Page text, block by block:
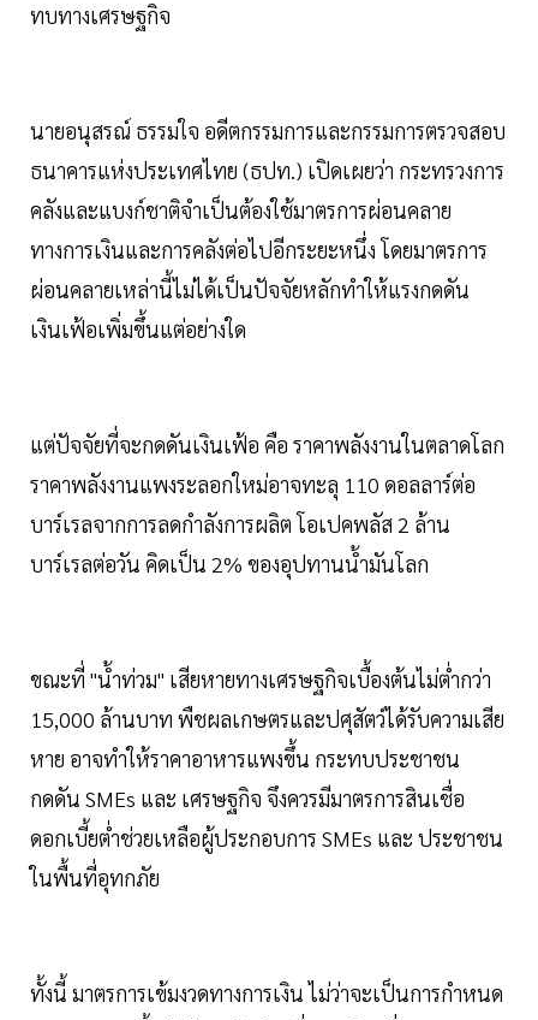
ทบทางเศรษฐกิจ
นายอนุสรณ์ ธรรมใจ อดีตกรรมการและกรรมการตรวจสอบ
ธนาคารแห่งประเทศไทย (ธปท.) เปิดเผยว่า กระทรวงการ
คลังและแบงก์ชาติจำเป็นต้องใช้มาตรการผ่อนคลาย
ทางการเงินและการคลังต่อไปอีกระยะหนึ่ง โดยมาตรการ
ผ่อนคลายเหล่านี้ไม่ได้เป็นปัจจัยหลักทำให้แรงกดดัน
เงินเฟ้อเพิ่มขึ้นแต่อย่างใด
แต่ปัจจัยที่จะกดดันเงินเฟ้อ คือ ราคาพลังงานในตลาดโลก
ราคาพลังงานแพงระลอกใหม่อาจทะลุ 110 ดอลลาร์ต่อ
บาร์เรลจากการลดกำลังการผลิต โอเปคพลัส 2 ล้าน
บาร์เรลต่อวัน คิดเป็น 2% ของอุปทานน้ำมันโลก
ขณะที่ "น้ำท่วม" เสียหายทางเศรษฐกิจเบื้องต้นไม่ต่ำกว่า
15,000 ล้านบาท พืชผลเกษตรและปศุสัตว์ได้รับความเสีย
หาย อาจทำให้ราคาอาหารแพงขึ้น กระทบประชาชน
กดดัน SMEs และ เศรษฐกิจ จึงควรมีมาตรการสินเชื่อ
ดอกเบี้ยต่ำช่วยเหลือผู้ประกอบการ SMEs และ ประชาชน
ในพื้นที่อุทกภัย
ทั้งนี้ มาตรการเข้มงวดทางการเงิน ไม่ว่าจะเป็นการกำหนด